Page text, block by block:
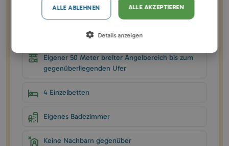
Eigener 35 m² großer Steg
Eigener 50 Meter breiter Angelbereich bis zum
gegenüberliegenden Ufer
4 Einzelbetten
Eigenes Badezimmer
Keine Nachbarn gegenüber
ALLE AKZEPTIEREN
ALLE ABLEHNEN
Details anzeigen